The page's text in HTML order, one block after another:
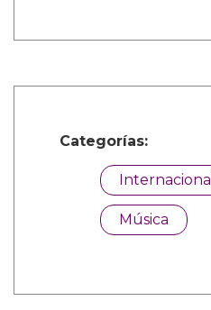
Categorías:
Internacional
Música